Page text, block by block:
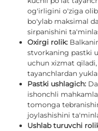
og'irligini o'ziga
bo'ylab maksimal
sirpanishini
Oxirgi rolik:
stvorkaning pastki
uchun xizmat
tayanchlardan
Pastki ushlagich:
ishonchli
tomonga
joylashishini
Ushlab turuvchi